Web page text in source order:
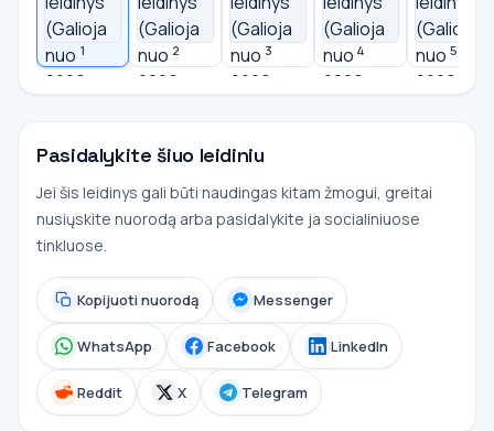
1 2 3 4 5
Pasidalykite šiuo leidiniu
Jei šis leidinys gali būti naudingas kitam žmogui, greitai
nusiųskite nuorodą arba pasidalykite ja socialiniuose
tinkluose.
Kopijuoti nuorodą Messenger
WhatsApp Facebook LinkedIn
Reddit X Telegram